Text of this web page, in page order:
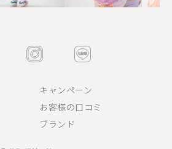
キャンペーン
お客様の口コミ
ブランド